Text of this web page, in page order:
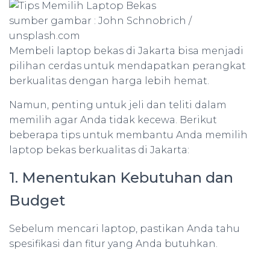
sumber gambar : John Schnobrich /
unsplash.com
Membeli laptop bekas di Jakarta bisa menjadi
pilihan cerdas untuk mendapatkan perangkat
berkualitas dengan harga lebih hemat.
Namun, penting untuk jeli dan teliti dalam
memilih agar Anda tidak kecewa. Berikut
beberapa tips untuk membantu Anda memilih
laptop bekas berkualitas di Jakarta:
1. Menentukan Kebutuhan dan
Budget
Sebelum mencari laptop, pastikan Anda tahu
spesifikasi dan fitur yang Anda butuhkan.